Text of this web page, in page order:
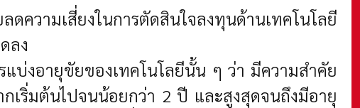
ความเสี่ยงในการตัดสินใจลงทุนด้านเทคโนโลยี
ลง
บ่งอายุขัยของเทคโนโลยีนั้น ๆ ว่า มีความสำคัย
กเริ่มต้นไปจนน้อยกว่า 2 ปี และสูงสุดจนถึงมีอายุ